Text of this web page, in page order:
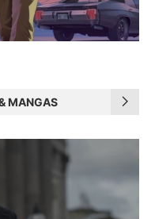
MANGAS